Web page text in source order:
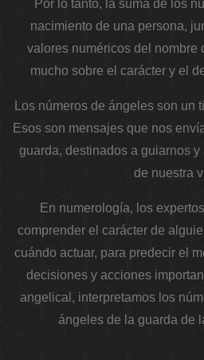
Por lo tanto, la suma de los
nacimiento de una persona,
valores numéricos del nombre
mucho sobre el carácter y el
Los números de ángeles son un
Esos son mensajes que nos
guarda, destinados a guiarnos
de nuestra
En numerología, los
comprender el carácter de
cuándo actuar, para predecir el
decisiones y acciones
angelical, interpretamos los
ángeles de la guarda de